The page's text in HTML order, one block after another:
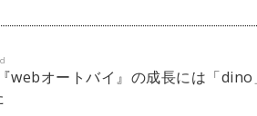
webオートバイ』の成長には「dino